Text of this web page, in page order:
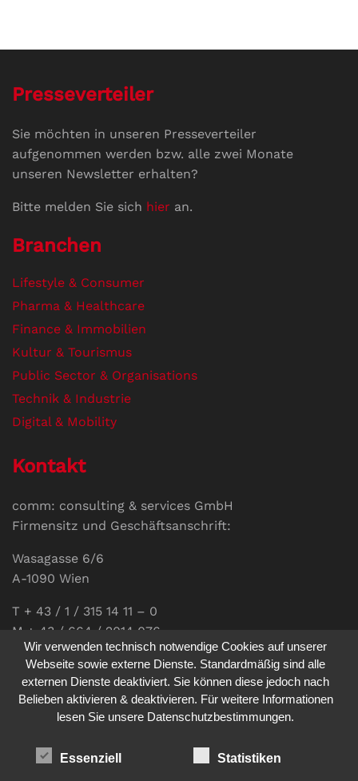
Presseverteiler
Sie möchten in unseren Presseverteiler
aufgenommen werden bzw. alle zwei Monate
unseren Newsletter erhalten?
Bitte melden Sie sich hier an.
Branchen
Lifestyle & Consumer
Pharma & Healthcare
Finance & Immobilien
Kultur & Tourismus
Public Sector & Organisations
Technik & Industrie
Digital & Mobility
Kontakt
comm: consulting & services GmbH
Firmensitz und Geschäftsanschrift:
Wasagasse 6/6
A-1090 Wien
T + 43 / 1 / 315 14 11 – 0
M + 43 / 664 / 2014 076
E-Mail:office@communications.co.at
Homepage:www.communications.co.at
UID: ATU 811 196 56
Sabine Pöhacker MSc.
Wir verwenden technisch notwendige Cookies auf unserer
Webseite sowie externe Dienste. Standardmäßig sind alle
externen Dienste deaktiviert. Sie können diese jedoch nach
Belieben aktivieren & deaktivieren. Für weitere Informationen
lesen Sie unsere Datenschutzbestimmungen.
Essenziell Statistiken